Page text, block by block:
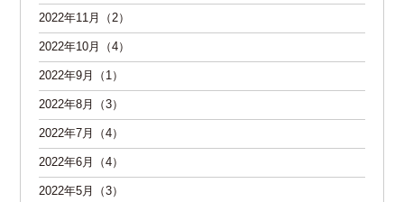
2022年11月（2）
2022年10月（4）
2022年9月（1）
2022年8月（3）
2022年7月（4）
2022年6月（4）
2022年5月（3）